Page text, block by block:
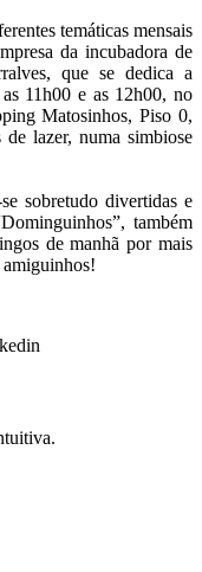
temáticas mensais
da incubadora de
que se dedica a
11h00 e as 12h00, no
Matosinhos, Piso 0,
lazer, numa simbiose
sobretudo divertidas e
também
de manhã por mais
amiguinhos!